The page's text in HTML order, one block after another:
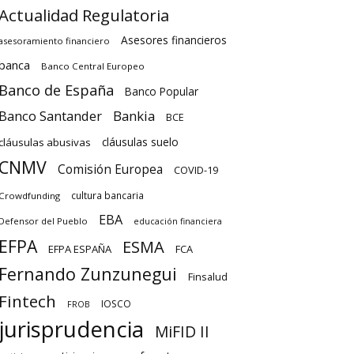
Regulatoria
financiero Asesores financieros
Banco Central Europeo
de España Banco Popular
Santander Bankia BCE
abusivas cláusulas suelo
Comisión Europea COVID-19
cultura bancaria
del Pueblo EBA educación financiera
EFPA ESPAÑA ESMA FCA
Zunzunegui Finsalud
FROB IOSCO
MiFID II